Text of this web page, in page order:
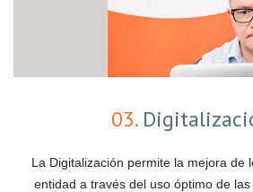
03.
La Digitalización permite la mejora de
entidad a través del uso óptimo de